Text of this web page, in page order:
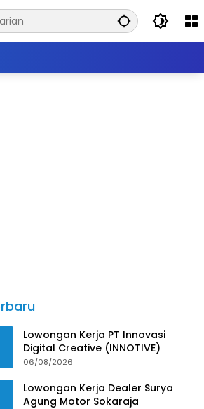
Lowongan Kerja PT Innovasi
Digital Creative (INNOTIVE)
06/08/2026
Lowongan Kerja Dealer Surya
Agung Motor Sokaraja